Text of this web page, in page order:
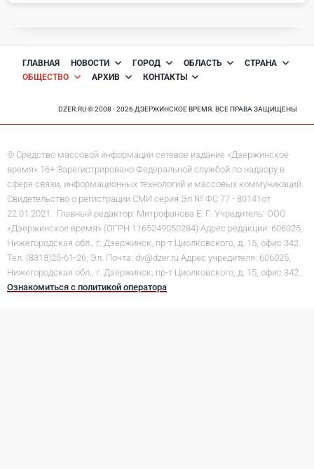
ГЛАВНАЯ НОВОСТИ ГОРОД ОБЛАСТЬ
СТРАНА
ОБЩЕСТВО
АРХИВ КОНТАКТЫ
DZER.RU © 2008 - 2026 ДЗЕРЖИНСКОЕ ВРЕМЯ. ВСЕ ПРАВА ЗАЩИЩЕНЫ
© Средство массовой информации сетевое издание «Дзержинское
время» 16+ Зарегистрировано Федеральной службой по надзору в
сфере связи, информационных технологий и массовых коммуникаций.
Свидетельство о регистрации СМИ серия Эл № ФС 77 - 80141от
22.01.2021. Главный редактор: Митрофанова Е. Г. Учредитель: ООО
«Дзержинское время» (ОГРН 1165249050284) Адрес редакции: 606025,
Нижегородская обл., г. Дзержинск, пр-т Циолковского, д. 15, офис 342
Тел. (8313)25-61-26, Эл. Почта: dv@dzer.ru Адрес учредителя: 606025,
Нижегородская обл., г. Дзержинск, пр-т Циолковского, д. 15, офис 342.
Ознакомиться с политикой оператора